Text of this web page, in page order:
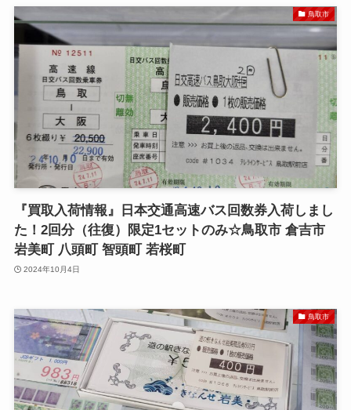
鳥取市
『買取入荷情報』日本交通高速バス回数券入荷しまし
た！2回分（往復）限定1セットのみ☆鳥取市 倉吉市
岩美町 八頭町 智頭町 若桜町
2024年10月4日
鳥取市